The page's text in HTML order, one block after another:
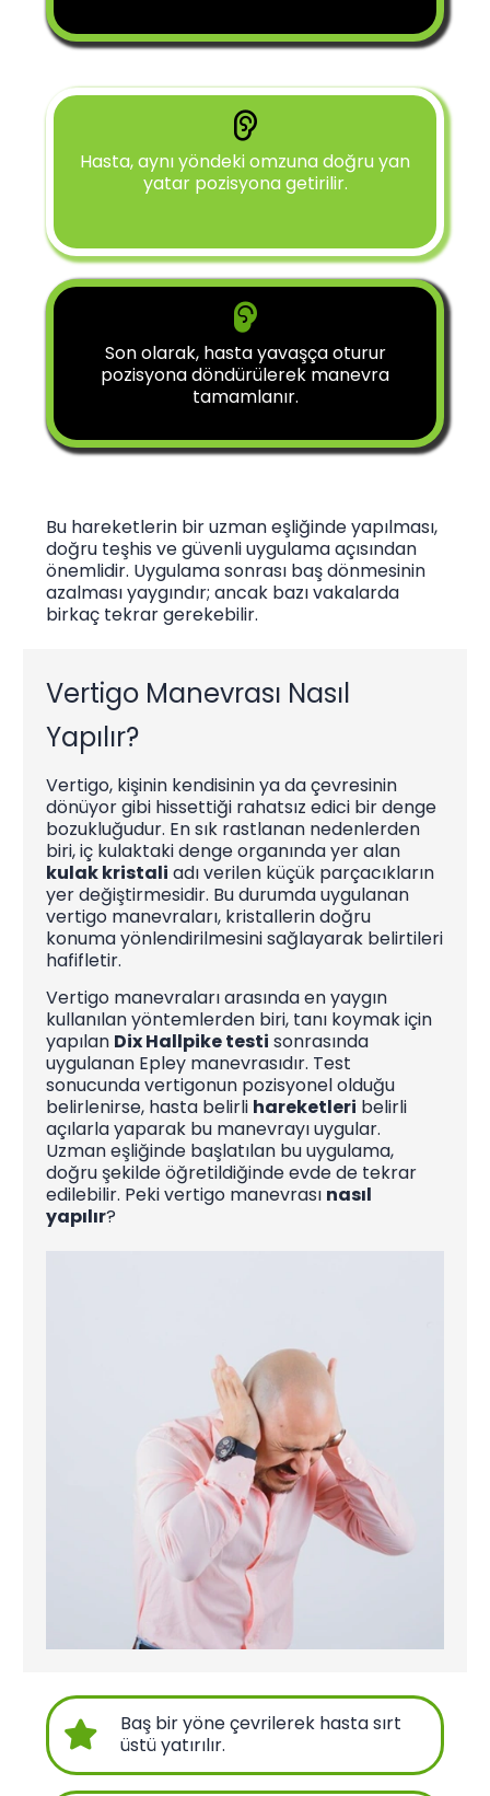
Hasta, aynı yöndeki omzuna doğru yan
yatar pozisyona getirilir.
Son olarak, hasta yavaşça oturur
pozisyona döndürülerek manevra
tamamlanır.
Bu hareketlerin bir uzman eşliğinde yapılması,
doğru teşhis ve güvenli uygulama açısından
önemlidir. Uygulama sonrası baş dönmesinin
azalması yaygındır; ancak bazı vakalarda
birkaç tekrar gerekebilir.
Vertigo Manevrası Nasıl
Yapılır?
Vertigo, kişinin kendisinin ya da çevresinin
dönüyor gibi hissettiği rahatsız edici bir denge
bozukluğudur. En sık rastlanan nedenlerden
biri, iç kulaktaki denge organında yer alan
kulak kristali adı verilen küçük parçacıkların
yer değiştirmesidir. Bu durumda uygulanan
vertigo manevraları, kristallerin doğru
konuma yönlendirilmesini sağlayarak belirtileri
hafifletir.
Vertigo manevraları arasında en yaygın
kullanılan yöntemlerden biri, tanı koymak için
yapılan Dix Hallpike testi sonrasında
uygulanan Epley manevrasıdır. Test
sonucunda vertigonun pozisyonel olduğu
belirlenirse, hasta belirli hareketleri belirli
açılarla yaparak bu manevrayı uygular.
Uzman eşliğinde başlatılan bu uygulama,
doğru şekilde öğretildiğinde evde de tekrar
edilebilir. Peki vertigo manevrası nasıl
yapılır?
Baş bir yöne çevrilerek hasta sırt
üstü yatırılır.